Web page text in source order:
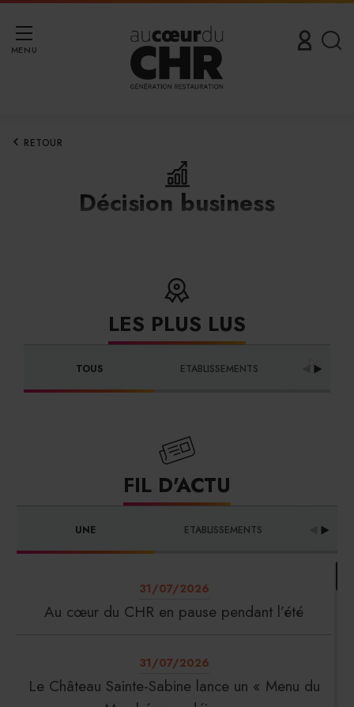
MENU
RETOUR
Décision business
LES PLUS LUS
TOUS ETABLISSEMENTS
FIL D'ACTU
UNE ETABLISSEMENTS
31/07/2026
Au cœur du CHR en pause pendant l’été
31/07/2026
Le Château Sainte-Sabine lance un « Menu du